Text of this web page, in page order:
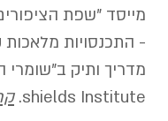
מייסד "שפת
- התכנסויות מלאכות
shields Institute.